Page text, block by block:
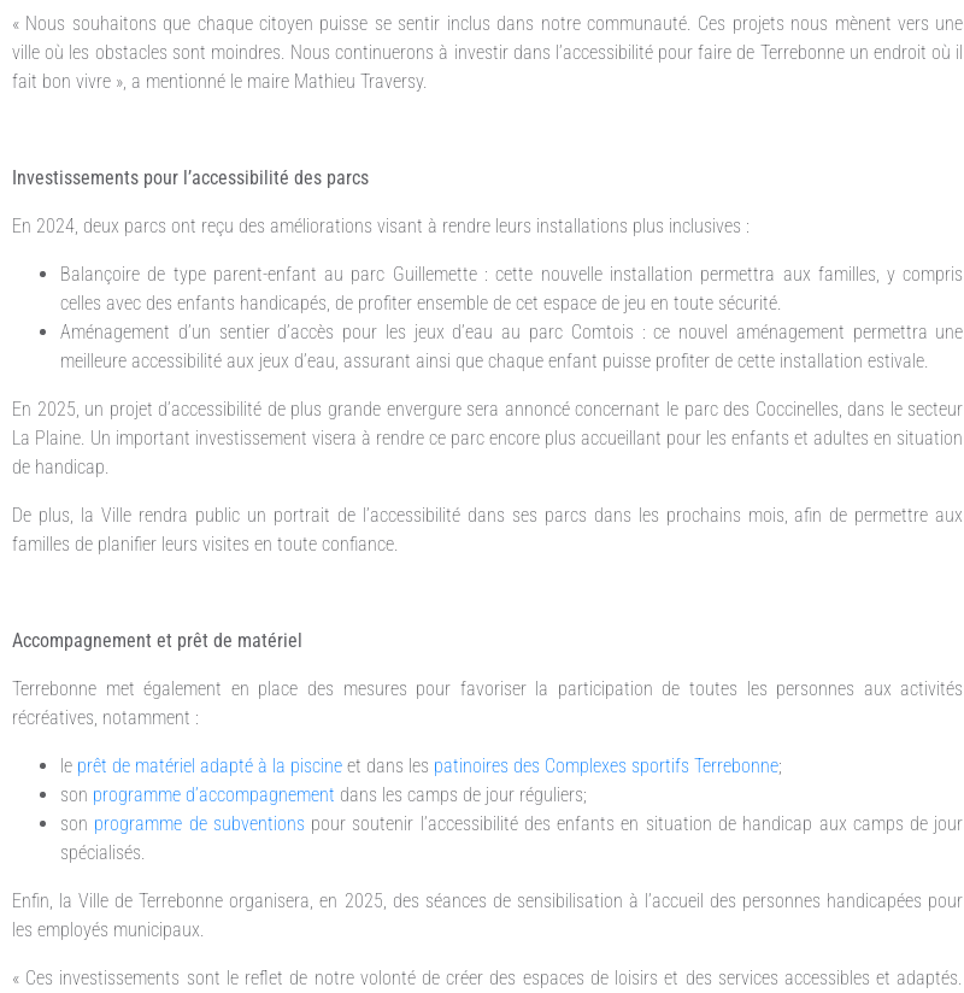
« Nous souhaitons que chaque citoyen puisse se sentir inclus dans notre communauté. Ces projets nous mènent vers une
ville où les obstacles sont moindres. Nous continuerons à investir dans l’accessibilité pour faire de Terrebonne un endroit où il
fait bon vivre », a mentionné le maire Mathieu Traversy.
Investissements pour l’accessibilité des parcs
En 2024, deux parcs ont reçu des améliorations visant à rendre leurs installations plus inclusives :
Balançoire de type parent-enfant au parc Guillemette : cette nouvelle installation permettra aux familles, y compris
celles avec des enfants handicapés, de profiter ensemble de cet espace de jeu en toute sécurité.
Aménagement d’un sentier d’accès pour les jeux d’eau au parc Comtois : ce nouvel aménagement permettra une
meilleure accessibilité aux jeux d’eau, assurant ainsi que chaque enfant puisse profiter de cette installation estivale.
En 2025, un projet d’accessibilité de plus grande envergure sera annoncé concernant le parc des Coccinelles, dans le secteur
La Plaine. Un important investissement visera à rendre ce parc encore plus accueillant pour les enfants et adultes en situation
de handicap.
De plus, la Ville rendra public un portrait de l’accessibilité dans ses parcs dans les prochains mois, afin de permettre aux
familles de planifier leurs visites en toute confiance.
Accompagnement et prêt de matériel
Terrebonne met également en place des mesures pour favoriser la participation de toutes les personnes aux activités
récréatives, notamment :
le prêt de matériel adapté à la piscine et dans les patinoires des Complexes sportifs Terrebonne;
son programme d’accompagnement dans les camps de jour réguliers;
son programme de subventionspour soutenir l’accessibilité des enfants en situation de handicap aux camps de jour
spécialisés.
Enfin, la Ville de Terrebonne organisera, en 2025, des séances de sensibilisation à l’accueil des personnes handicapées pour
les employés municipaux.
« Ces investissements sont le reflet de notre volonté de créer des espaces de loisirs et des services accessibles et adaptés.